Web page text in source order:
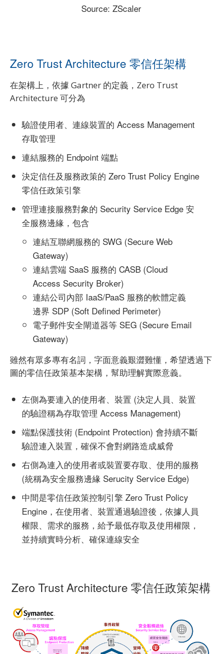
Source: ZScaler
Zero Trust Architecture 零信任架構
在架構上，依據 Gartner 的定義，Zero Trust
Architecture 可分為
驗證使用者、連線裝置的 Access Management
存取管理
連結服務的 Endpoint 端點
決定信任及服務政策的 Zero Trust Policy Engine
零信任政策引擎
管理連接服務對象的 Security Service Edge 安
全服務邊緣，包含
連結互聯網服務的 SWG (Secure Web
Gateway)
連結雲端 SaaS 服務的 CASB (Cloud
Access Security Broker)
連結公司內部 IaaS/PaaS 服務的軟體定義
邊界 SDP (Soft Defined Perimeter)
電子郵件安全閘道器等 SEG (Secure Email
Gateway)
雖然有眾多專有名詞，字面意義艱澀難懂，希望透過下
圖的零信任政策基本架構，幫助理解實際意義。
左側為要連入的使用者、裝置 (決定人員、裝置
的驗證稱為存取管理 Access Management)
端點保護技術 (Endpoint Protection) 會持續不斷
驗證連入裝置，確保不會對網路造成威脅
右側為連入的使用者或裝置要存取、使用的服務
(統稱為安全服務邊緣 Serucity Service Edge)
中間是零信任政策控制引擎 Zero Trust Policy
Engine，在使用者、裝置通過驗證後，依據人員
權限、需求的服務，給予最低存取及使用權限，
並持續實時分析、確保連線安全
Zero Trust Architecture 零信任政策架構